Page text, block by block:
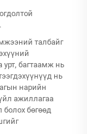
талбайг
урт, багтаамж нь
нь
нарийн
ажиллагаа
болох бөгөөд